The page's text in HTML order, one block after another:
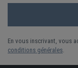
En vous inscrivant, vous
conditions générales